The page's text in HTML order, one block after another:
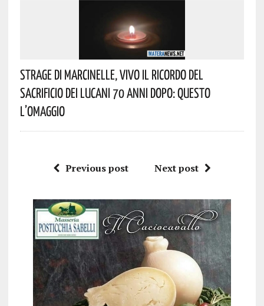
Strage Di Marcinelle, Vivo Il Ricordo Del
Sacrificio Dei Lucani 70 Anni Dopo: Questo
L’omaggio
Previous post Next post